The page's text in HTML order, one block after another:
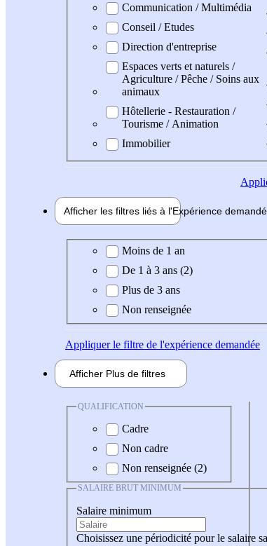
Communication / Multimédia
Conseil / Etudes
Direction d'entreprise
Espaces verts et naturels /
Agriculture / Pêche / Soins aux
animaux
Hôtellerie - Restauration /
Tourisme / Animation
Immobilier
Afficher les filtres liés à l'Expérience
Expérience demandée
Moins de 1 an
De 1 à 3 ans (2)
Plus de 3 ans
Non renseignée
Appliquerle filtre de l'expérience demandée
Afficher Plus de filtres
QUALIFICATION
Cadre
Non cadre
Non renseignée (2)
SALAIRE BRUT MINIMUM
Salaire minimum
Choisissez une périodicité pour le salaire